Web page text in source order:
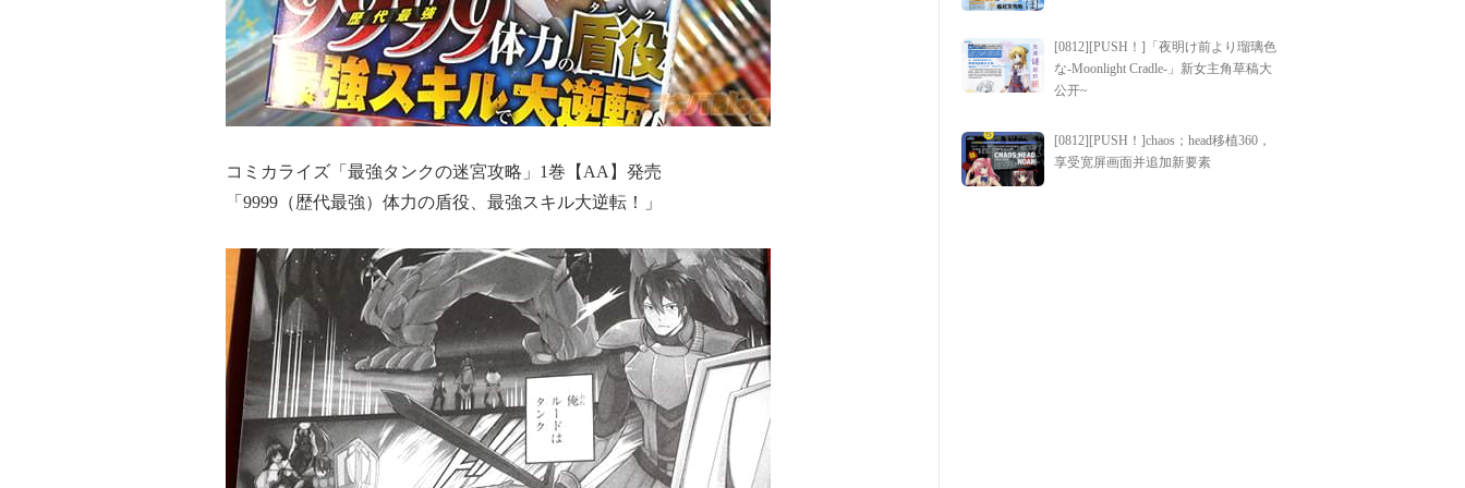
コミカライズ「最強タンクの迷宮攻略」1巻【AA】発売
「9999（歴代最強）体力の盾役、最強スキル大逆転！」
[0812][PUSH！]「夜明け前より瑠璃色
な-Moonlight Cradle-」新女主角草稿大
公开~
[0812][PUSH！]chaos；head移植360，
享受宽屏画面并追加新要素